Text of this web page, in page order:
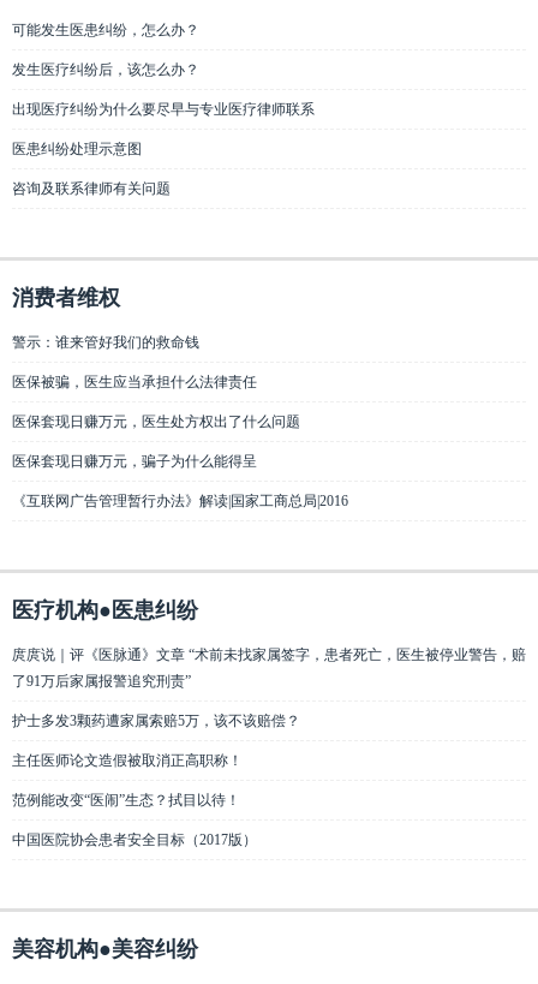
可能发生医患纠纷，怎么办？
发生医疗纠纷后，该怎么办？
出现医疗纠纷为什么要尽早与专业医疗律师联系
医患纠纷处理示意图
咨询及联系律师有关问题
消费者维权
警示：谁来管好我们的救命钱
医保被骗，医生应当承担什么法律责任
医保套现日赚万元，医生处方权出了什么问题
医保套现日赚万元，骗子为什么能得呈
《互联网广告管理暂行办法》解读|国家工商总局|2016
医疗机构●医患纠纷
庹庹说｜评《医脉通》文章 “术前未找家属签字，患者死亡，医生被停业警告，赔
了91万后家属报警追究刑责”
护士多发3颗药遭家属索赔5万，该不该赔偿？
主任医师论文造假被取消正高职称！
范例能改变“医闹”生态？拭目以待！
中国医院协会患者安全目标（2017版）
美容机构●美容纠纷